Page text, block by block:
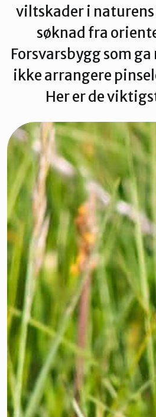
viltskader i
søknad fra
Forsvarsbygg som
ikke arrangere
Her er de